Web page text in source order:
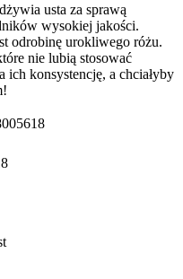
usta za sprawą
wysokiej jakości.
odrobinę urokliwego różu.
nie lubią stosować
ich konsystencję, a chciałyby